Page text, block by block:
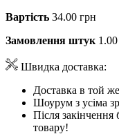
Вартість 34.00 грн
Замовлення штук 1.00
Швидка доставка:
Доставка в той
Шоурум з усіма
Після
товару!